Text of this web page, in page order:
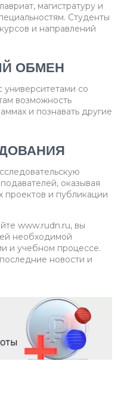
магистратуру и
Студенты
и направлений
ОБМЕН
со
возможность
и познавать другие
оказывая
и публикации
www.rudn.ru, вы
необходимой
и учебном процессе.
новости и